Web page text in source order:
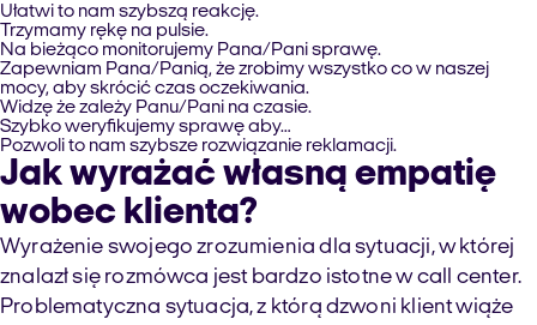
Ułatwi to nam szybszą reakcję.
Trzymamy rękę na pulsie.
Na bieżąco monitorujemy Pana/Pani sprawę.
Zapewniam Pana/Panią, że zrobimy wszystko co w naszej
mocy, aby skrócić czas oczekiwania.
Widzę że zależy Panu/Pani na czasie.
Szybko weryfikujemy sprawę aby…
Pozwoli to nam szybsze rozwiązanie reklamacji.
Jak wyrażać własną empatię
wobec klienta?
Wyrażenie swojego zrozumienia dla sytuacji, w której
znalazł się rozmówca jest bardzo istotne w call center.
Problematyczna sytuacja, z którą dzwoni klient wiąże